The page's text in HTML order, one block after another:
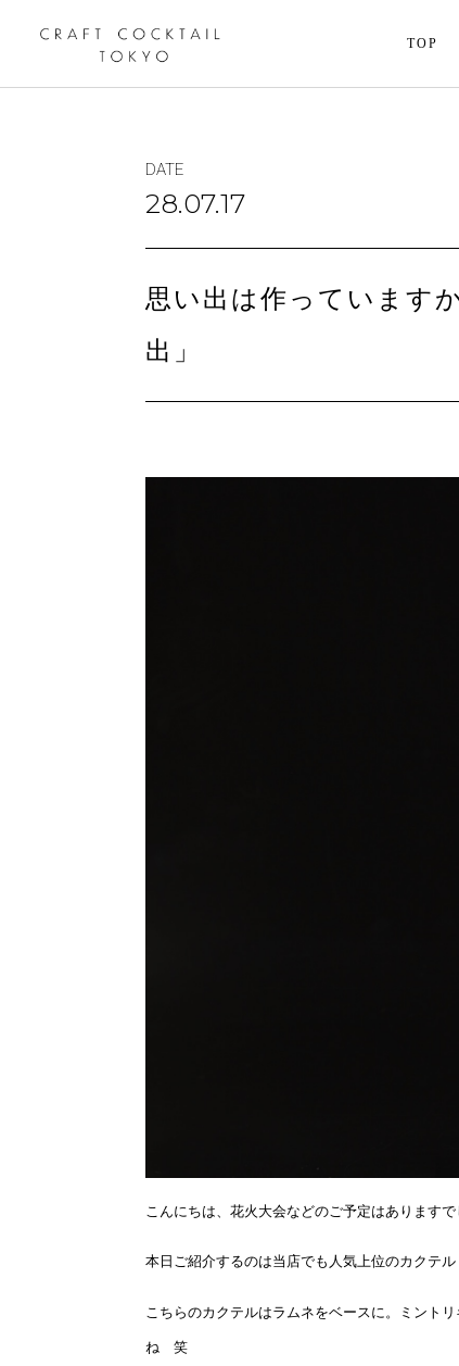
TOP
DATE
28.07.17
思い出は作っています
出」
こんにちは、花火大会などのご予定はあります
本日ご紹介するのは当店でも人気上位のカクテル
こちらのカクテルはラムネをベースに。ミント
ね 笑